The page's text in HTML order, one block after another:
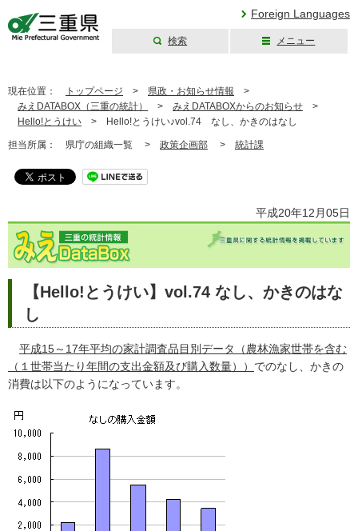
Foreign Languages
検索 メニュー
現在位置： トップページ > 県政・お知らせ情報 >
みえDATABOX（三重の統計）
> みえDATABOXからのお知らせ >
Hello!とうけい > Hello!とうけい♪vol.74 なし、かきのはなし
担当所属： 県庁の組織一覧 > 政策企画部 > 統計課
平成20年12月05日
【Hello!とうけい】vol.74 なし、かきのはな
し
平成15～17年平均の家計調査品目別データ（農林漁家世帯を含む
（１世帯当たり年間の支出金額及び購入数量）） でのなし、かきの
消費は以下のようになっています。